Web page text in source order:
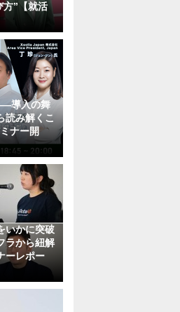
方”【就活
導入の舞
読み解くこ
ナー開
いかに突破
ラから紐解
ーレポー